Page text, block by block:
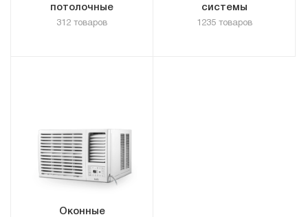
потолочные
312 товаров
системы
1235 товаров
Оконные